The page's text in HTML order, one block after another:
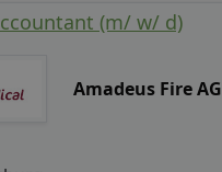
(m/ w/ d)
Amadeus Fire AG